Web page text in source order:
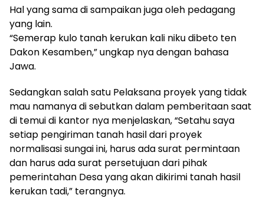
Hal yang sama di sampaikan juga oleh pedagang
yang lain.
“Semerap kulo tanah kerukan kali niku dibeto ten
Dakon Kesamben,” ungkap nya dengan bahasa
Jawa.
Sedangkan salah satu Pelaksana proyek yang tidak
mau namanya di sebutkan dalam pemberitaan saat
di temui di kantor nya menjelaskan, “Setahu saya
setiap pengiriman tanah hasil dari proyek
normalisasi sungai ini, harus ada surat permintaan
dan harus ada surat persetujuan dari pihak
pemerintahan Desa yang akan dikirimi tanah hasil
kerukan tadi,” terangnya.